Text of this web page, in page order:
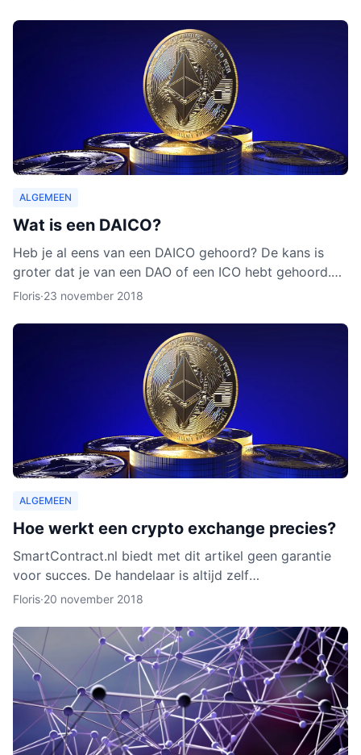
ALGEMEEN
Wat is een DAICO?
Heb je al eens van een DAICO gehoord? De kans is
groter dat je van een DAO of een ICO hebt gehoord.
Hoewel het concept van DAICO nog nooit is ingezet,
Floris·23 november 2018
ALGEMEEN
Hoe werkt een crypto exchange precies?
SmartContract.nl biedt met dit artikel geen garantie
voor succes. De handelaar is altijd zelf
verantwoordelijk voor zijn of haar munten. Het is
Floris·20 november 2018